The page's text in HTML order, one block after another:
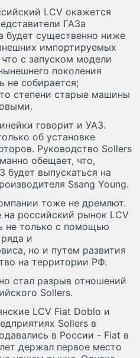
LCV окажется
ГАЗа
будет существенно ниже
импортируемых
с запуском модели
поколения
не собирается;
степени старые машины
говорит и УАЗ.
об установке
Руководство Sollers
обещает, что,
выпускаться на
Ssang Young.
тоже не дремлют.
на российский рынок LCV
не только с помощью
и
но и путем развития
на территории РФ.
стал разрыв отношений
Sollers.
LCV Fiat Doblo и
Sollers в
в России - Fiat в
держал первое место